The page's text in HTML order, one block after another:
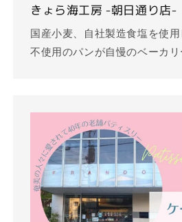
きょら海工房 -朝日通り店-
国産小麦、自社製造食塩を使
不使用のパンが自慢のベーカリ